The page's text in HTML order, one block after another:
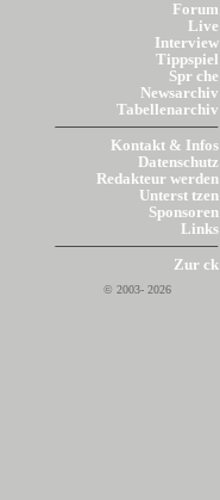
Forum
Live
Interview
Tippspiel
Spr che
Newsarchiv
Tabellenarchiv
Kontakt & Infos
Datenschutz
Redakteur werden
Unterst tzen
Sponsoren
Links
Zur ck
© 2003- 2026